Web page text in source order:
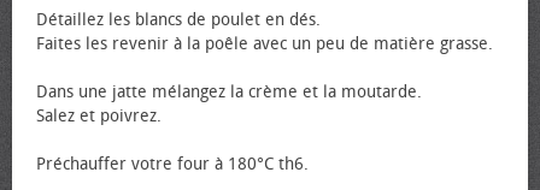
Détaillez les blancs de poulet en dés.
Faites les revenir à la poêle avec un peu de matière grasse.
Dans une jatte mélangez la crème et la moutarde.
Salez et poivrez.
Préchauffer votre four à 180°C th6.